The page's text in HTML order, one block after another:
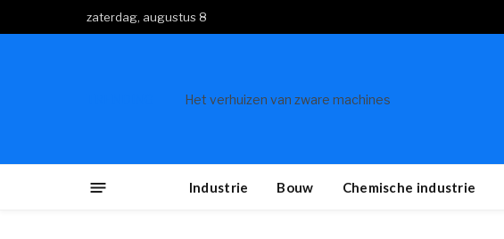
zaterdag, augustus 8
Het verhuizen van zware machines
Industrie Bouw Chemische industrie